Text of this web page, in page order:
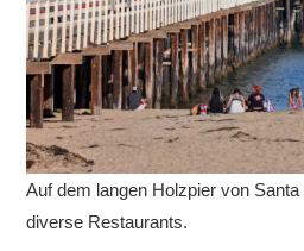
Auf dem langen Holzpier von
diverse Restaurants.